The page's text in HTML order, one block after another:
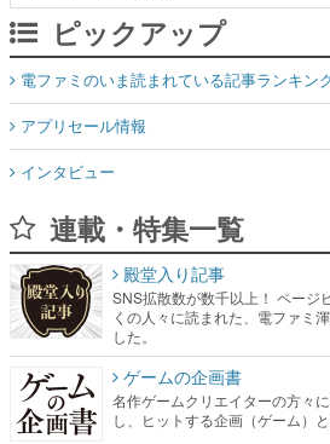
ピックアップ
電ファミのいま読まれている記事ランキン
アプリセール情報
インタビュー
連載・特集一覧
殿堂入り記事
SNS拡散数が数千以上！ ページ
くの人々に読まれた、電ファミ
した。
ゲームの企画書
名作ゲームクリエイターの方々
し、ヒットする企画（ゲーム）